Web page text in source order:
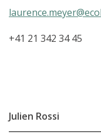
+41 21 342 34 45
Julien Rossi